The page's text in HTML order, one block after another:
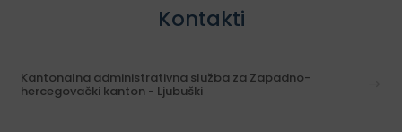
Kontakti
Kantonalna administrativna služba za Zapadno-
hercegovački kanton - Ljubuški